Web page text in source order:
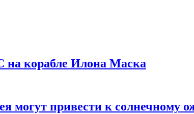
на корабле Илона Маска
могут привести к солнечному